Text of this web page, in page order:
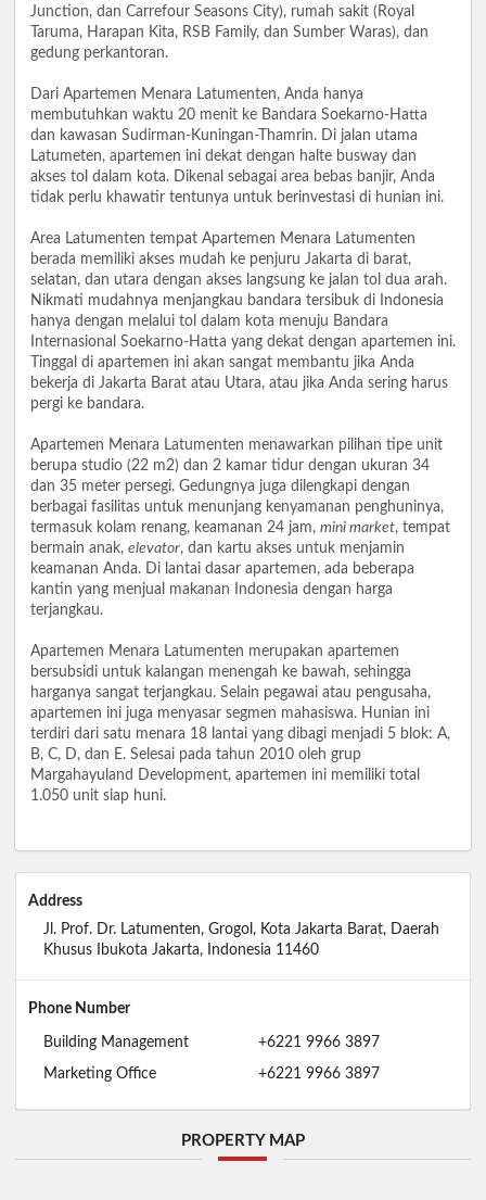
Junction, dan Carrefour Seasons City), rumah sakit (Royal
Taruma, Harapan Kita, RSB Family, dan Sumber Waras), dan
gedung perkantoran.
Dari Apartemen Menara Latumenten, Anda hanya
membutuhkan waktu 20 menit ke Bandara Soekarno-Hatta
dan kawasan Sudirman-Kuningan-Thamrin. Di jalan utama
Latumeten, apartemen ini dekat dengan halte busway dan
akses tol dalam kota. Dikenal sebagai area bebas banjir, Anda
tidak perlu khawatir tentunya untuk berinvestasi di hunian ini.
Area Latumenten tempat Apartemen Menara Latumenten
berada memiliki akses mudah ke penjuru Jakarta di barat,
selatan, dan utara dengan akses langsung ke jalan tol dua arah.
Nikmati mudahnya menjangkau bandara tersibuk di Indonesia
hanya dengan melalui tol dalam kota menuju Bandara
Internasional Soekarno-Hatta yang dekat dengan apartemen ini.
Tinggal di apartemen ini akan sangat membantu jika Anda
bekerja di Jakarta Barat atau Utara, atau jika Anda sering harus
pergi ke bandara.
Apartemen Menara Latumenten menawarkan pilihan tipe unit
berupa studio (22 m2) dan 2 kamar tidur dengan ukuran 34
dan 35 meter persegi. Gedungnya juga dilengkapi dengan
berbagai fasilitas untuk menunjang kenyamanan penghuninya,
termasuk kolam renang, keamanan 24 jam, mini market, tempat
bermain anak, elevator, dan kartu akses untuk menjamin
keamanan Anda. Di lantai dasar apartemen, ada beberapa
kantin yang menjual makanan Indonesia dengan harga
terjangkau.
Apartemen Menara Latumenten merupakan apartemen
bersubsidi untuk kalangan menengah ke bawah, sehingga
harganya sangat terjangkau. Selain pegawai atau pengusaha,
apartemen ini juga menyasar segmen mahasiswa. Hunian ini
terdiri dari satu menara 18 lantai yang dibagi menjadi 5 blok: A,
B, C, D, dan E. Selesai pada tahun 2010 oleh grup
Margahayuland Development, apartemen ini memiliki total
1.050 unit siap huni.
Address
Jl. Prof. Dr. Latumenten, Grogol, Kota Jakarta Barat, Daerah
Khusus Ibukota Jakarta, Indonesia 11460
Phone Number
Building Management +6221 9966 3897
Marketing Office +6221 9966 3897
PROPERTY MAP